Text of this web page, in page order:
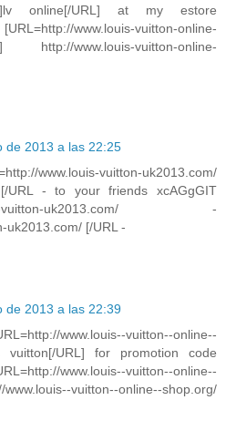
]lv online[/URL] at my estore
www.louis-vuitton-online-
www.louis-vuitton-online-
de 2013 a las 22:25
www.louis-vuitton-uk2013.com/
URL - to your friends xcAGgGIT
vuitton-uk2013.com/ -
uk2013.com/ [/URL -
de 2013 a las 22:39
www.louis--vuitton--online--
vuitton[/URL] for promotion code
www.louis--vuitton--online--
vuitton--online--shop.org/